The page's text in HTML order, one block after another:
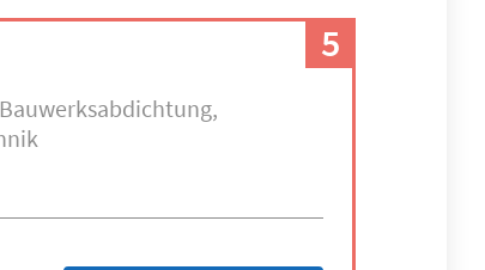
5
Bauwerksabdichtung